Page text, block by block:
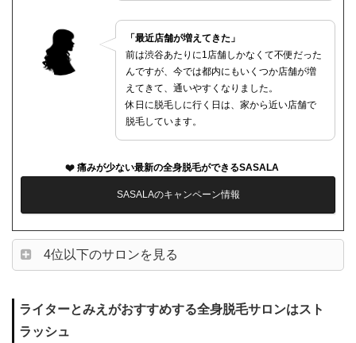
「最近店舗が増えてきた」
前は渋谷あたりに1店舗しかなくて不便だった
んですが、今では都内にもいくつか店舗が増
えてきて、通いやすくなりました。
休日に脱毛しに行く日は、家から近い店舗で
脱毛しています。
痛みが少ない最新の全身脱毛ができるSASALA
SASALAのキャンペーン情報
4位以下のサロンを見る
ライターとみえがおすすめする全身脱毛サロンはスト
ラッシュ